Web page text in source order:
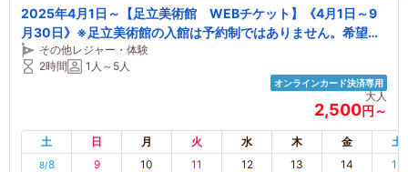
2025年4月1日～【足立美術館 WEBチケット】《4月1日～9
月30日》※足立美術館の入館は予約制ではありません。希望日
の開館時間中（9:00～17:30）にご来館ください。
その他レジャー・体験
2時間
1人～5人
オンラインカード決済専用
大人
2,500円～
土 日 月 火 水 木 金 土
8/8 9 10 11 12 13 14 15